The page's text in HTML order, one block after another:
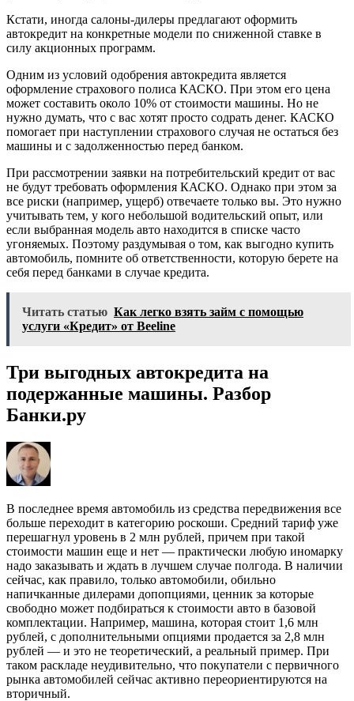
Кстати, иногда салоны-дилеры предлагают оформить
автокредит на конкретные модели по сниженной ставке в
силу акционных программ.
Одним из условий одобрения автокредита является
оформление страхового полиса КАСКО. При этом его цена
может составить около 10% от стоимости машины. Но не
нужно думать, что с вас хотят просто содрать денег. КАСКО
помогает при наступлении страхового случая не остаться без
машины и с задолженностью перед банком.
При рассмотрении заявки на потребительский кредит от вас
не будут требовать оформления КАСКО. Однако при этом за
все риски (например, ущерб) отвечаете только вы. Это нужно
учитывать тем, у кого небольшой водительский опыт, или
если выбранная модель авто находится в списке часто
угоняемых. Поэтому раздумывая о том, как выгодно купить
автомобиль, помните об ответственности, которую берете на
себя перед банками в случае кредита.
Читать статью Как легко взять займ с помощью
услуги «Кредит» от Beeline
Три выгодных автокредита на
подержанные машины. Разбор
Банки.ру
В последнее время автомобиль из средства передвижения все
больше переходит в категорию роскоши. Средний тариф уже
перешагнул уровень в 2 млн рублей, причем при такой
стоимости машин еще и нет — практически любую иномарку
надо заказывать и ждать в лучшем случае полгода. В наличии
сейчас, как правило, только автомобили, обильно
напичканные дилерами допопциями, ценник за которые
свободно может подбираться к стоимости авто в базовой
комплектации. Например, машина, которая стоит 1,6 млн
рублей, с дополнительными опциями продается за 2,8 млн
рублей — и это не теоретический, а реальный пример. При
таком раскладе неудивительно, что покупатели с первичного
рынка автомобилей сейчас активно переориентируются на
вторичный.